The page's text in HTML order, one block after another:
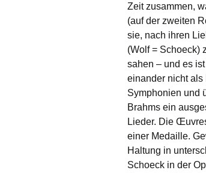
Zeit zusammen,
(auf der zweiten
sie, nach ihren
(Wolf = Schoeck)
sahen – und es
einander nicht als
Symphonien und
Brahms ein
Lieder. Die
einer Medaille.
Haltung in
Schoeck in der